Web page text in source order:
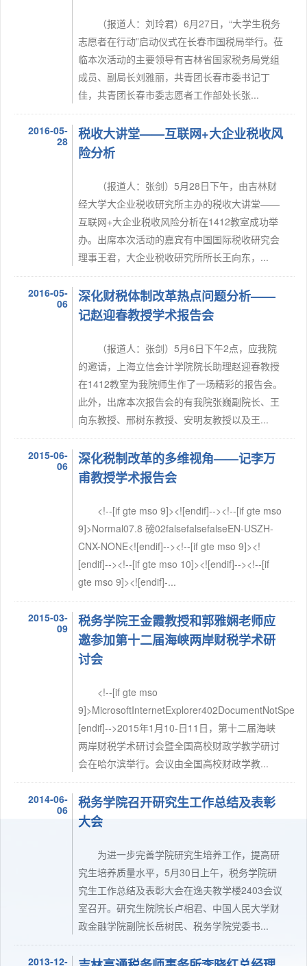
（报道人：刘玲君）6月27日，“大学生税务
志愿者在行动”启动仪式在长春市国税局举行。莅
临本次活动的主要领导有吉林省国家税务局党组
成员、副局长刘雅丽，共青团长春市委书记丁
佳，共青团长春市委志愿者工作部处长张...
2016-05-
28
税收大讲堂——互联网+大企业税收风
险分析
（报道人：张剑）5月28日下午，由吉林财
经大学大企业税收研究所主办的税收大讲堂——
互联网+大企业税收风险分析在1412教室成功举
办。出席本次活动的嘉宾有中国国际税收研究会
理事王君，大企业税收研究所所长王向东，...
2016-05-
06
深化财税体制改革热点问题分析——
记赵迎春教授学术报告会
（报道人：张剑）5月6日下午2点，应我院
的邀请，上海立信会计学院院长助理赵迎春教授
在1412教室为我院师生作了一场精彩的报告会。
此外，出席本次报告会的有我院张巍副院长、王
向东教授、邢树东教授、安明友教授以及王...
2015-06-
06
深化税制改革的多维视角——记李万
甫教授学术报告会
<!--[if gte mso 9]><![endif]--><!--[if gte mso
9]>Normal07.8 磅02falsefalsefalseEN-USZH-
CNX-NONE<![endif]--><!--[if gte mso 9]><!
[endif]--><!--[if gte mso 10]><![endif]--><!--[if
gte mso 9]><![endif]-...
2015-03-
09
税务学院王金霞教授和郭雅娴老师应
邀参加第十二届海峡两岸财税学术研
讨会
<!--[if gte mso
[endif]-->2015年1月10-日11日，第十二届海峡
两岸财税学术研讨会暨全国高校财政学教学研讨
会在哈尔滨举行。会议由全国高校财政学教...
2014-06-
06
税务学院召开研究生工作总结及表彰
大会
为进一步完善学院研究生培养工作，提高研
究生培养质量水平，5月30日上午，税务学院研
究生工作总结及表彰大会在逸夫教学楼2403会议
室召开。研究生院院长卢相君、中国人民大学财
政金融学院副院长岳树民、税务学院党委书...
2013-12-